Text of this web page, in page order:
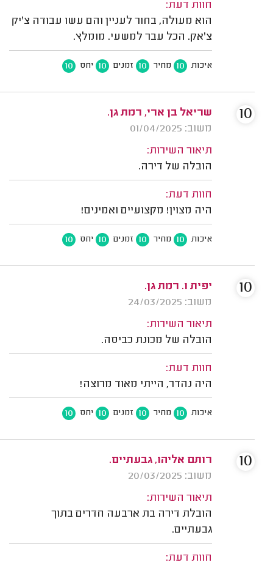
חוות דעת:
הוא מעולה, בחור לעניין והם עשו עבודה צ'יק
צ'אק. הכל עבר למשעי. מומלץ.
איכות 10 מחיר 10 זמנים 10 יחס 10
שריאל בן ארי, רמת גן.
משוב: 01/04/2025
תיאור השירות:
הובלה של דירה.
חוות דעת:
היה מצוין! מקצועיים ואמינים!
איכות 10 מחיר 10 זמנים 10 יחס 10
10
יפית ו. רמת גן.
משוב: 24/03/2025
תיאור השירות:
הובלה של מכונת כביסה.
חוות דעת:
היה נהדר, הייתי מאוד מרוצה!
איכות 10 מחיר 10 זמנים 10 יחס 10
10
רותם אליהו, גבעתיים.
משוב: 20/03/2025
תיאור השירות:
הובלת דירה בת ארבעה חדרים בתוך
גבעתיים.
חוות דעת:
10